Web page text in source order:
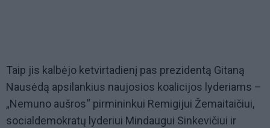
Taip jis kalbėjo ketvirtadienį pas prezidentą Gitaną
Nausėdą apsilankius naujosios koalicijos lyderiams –
„Nemuno aušros“ pirmininkui Remigijui Žemaitaičiui,
socialdemokratų lyderiui Mindaugui Sinkevičiui ir